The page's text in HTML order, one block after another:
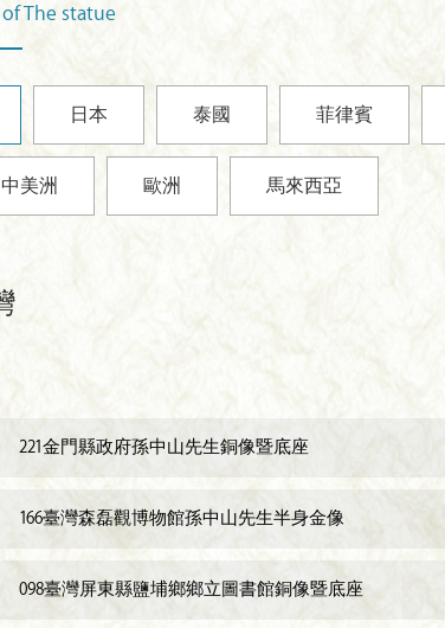
The statue
日本 泰國 菲律賓
中美洲 歐洲 馬來西亞
221金門縣政府孫中山先生銅像暨底座
166臺灣森磊觀博物館孫中山先生半身金像
098臺灣屏東縣鹽埔鄉鄉立圖書館銅像暨底座